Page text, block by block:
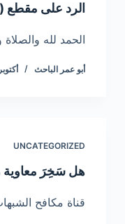
الرد على مقطع
الحمد لله
أبو عمر الباحث أكتوبر 19, 2015
UNCATEGORIZED
هل سَخِرَ معاوية
قناة مكافح